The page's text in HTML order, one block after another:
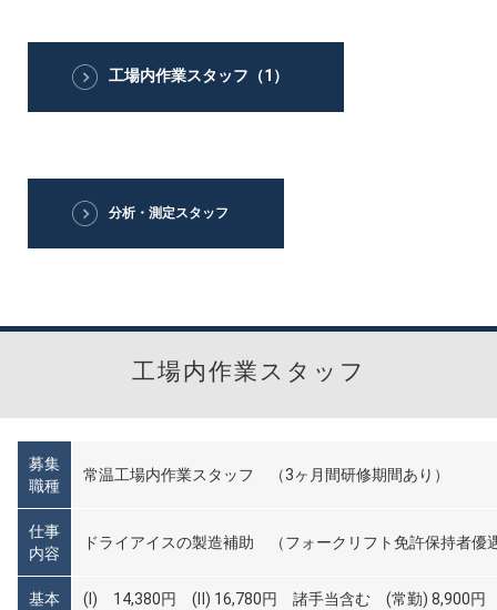
工場内作業スタッフ（1）
分析・測定スタッフ
工場内作業スタッフ
募集
職種
常温工場内作業スタッフ （3ヶ月間研修期間あり）
仕事
内容
ドライアイスの製造補助 （フォークリフト免許保持者優
基本
(Ⅰ) 14,380円 (Ⅱ) 16,780円 諸手当含む (常勤) 8,900円